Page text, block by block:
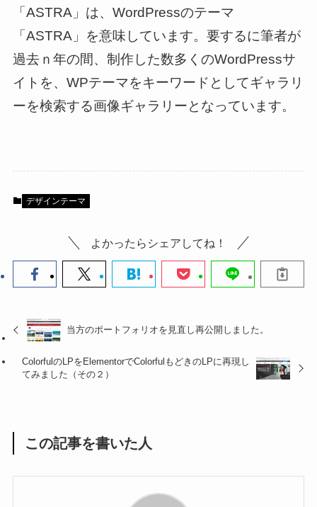
「ASTRA」は、WordPressのテーマ
「ASTRA」を意味しています。要するに筆者が
過去ｎ年の間、制作した数多くのWordPressサ
イトを、WPテーマをキーワードとしてギャラリ
ーを検索する画像ギャラリーとなっています。
デザインテーマ
よかったらシェアしてね！
当方のポートフォリオを見直し再公開しました。
ColorfulのLPをElementorでColorfulもどきのLPに再現し
てみました（その２）
この記事を書いた人